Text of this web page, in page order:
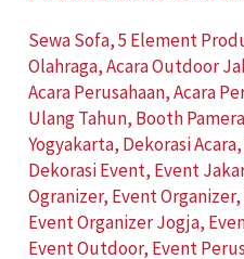
Sewa Sofa,5 Element
Olahraga,Acara Outdoor
Acara Perusahaan,Acara
Ulang Tahun, Booth
Yogyakarta, Dekorasi Acara,
Dekorasi Event, Event
Ogranizer, Event Organizer,
Event Organizer Jogja,
Event Outdoor, Event
Kerja